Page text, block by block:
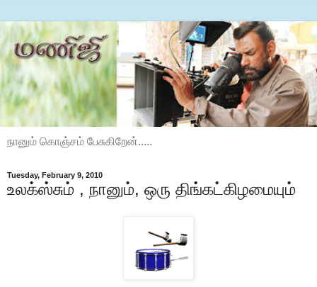
நானும் கொஞ்சம் பேசுகிறேன்.....
Tuesday, February 9, 2010
உலக்ஸ்சும் , நானும், ஒரு திங்கட்கிழமையும்